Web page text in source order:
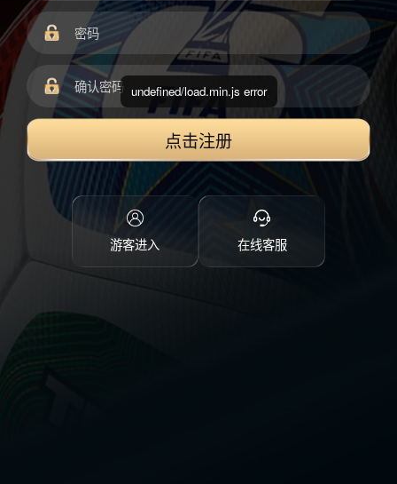
点击注册
游客进入 在线客服
undefined/load.min.js error